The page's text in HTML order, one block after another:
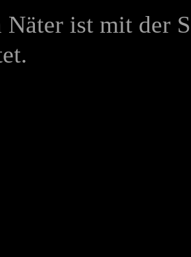
Näter ist mit der